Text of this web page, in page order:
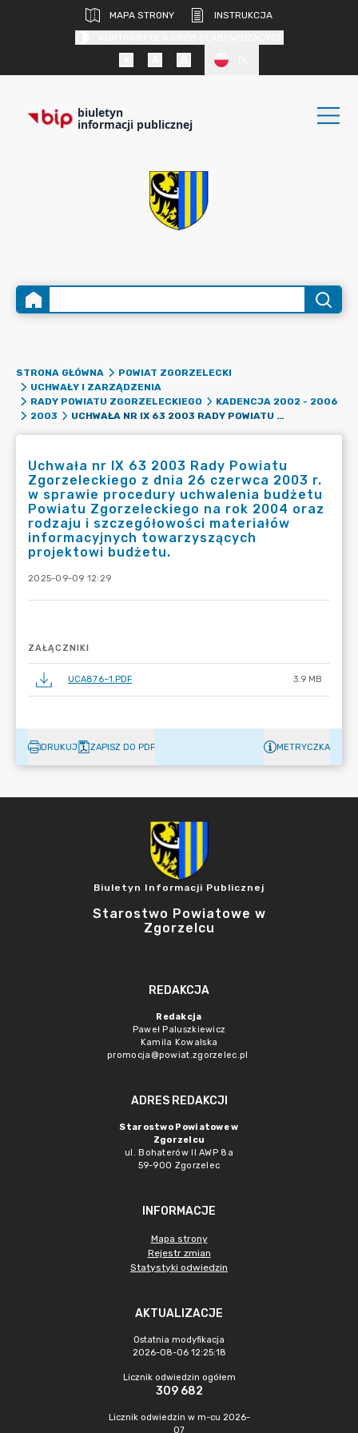
MAPA STRONY
INSTRUKCJA
biuletyn
informacji publicznej
STRONA GŁÓWNA
POWIAT ZGORZELECKI
UCHWAŁY I ZARZĄDZENIA
RADY POWIATU ZGORZELECKIEGO
KADENCJA 2002 - 2006
2003
UCHWAŁA NR IX 63 2003 RADY POWIATU ZGORZELECKIEGO Z DNIA 26 CZERWCA 2003 R. W SPRAWIE PROCEDURY UCHWALENIA BUDŻETU POWIATU ZGORZELECKIEGO NA ROK 2004 ORAZ RODZAJU I SZCZEGÓŁOWOŚCI MATERIAŁÓW INFORMACYJNYCH TOWARZYSZĄCYCH PROJEKTOWI BUDŻETU.
Uchwała nr IX 63 2003 Rady Powiatu
Zgorzeleckiego z dnia 26 czerwca 2003 r.
w sprawie procedury uchwalenia budżetu
Powiatu Zgorzeleckiego na rok 2004 oraz
rodzaju i szczegółowości materiałów
informacyjnych towarzyszących
projektowi budżetu.
2025-09-09 12:29
ZAŁĄCZNIKI
UCA876~1.PDF 3.9 MB
DRUKUJ ZAPISZ DO PDF METRYCZKA
Biuletyn Informacji Publicznej
Starostwo Powiatowe w
Zgorzelcu
REDAKCJA
Redakcja
Paweł Paluszkiewicz
Kamila Kowalska
promocja@powiat.zgorzelec.pl
ADRES REDAKCJI
Starostwo Powiatowe w
Zgorzelcu
ul. Bohaterów II AWP 8a
59-900 Zgorzelec
INFORMACJE
Mapa strony
Rejestr zmian
Statystyki odwiedzin
AKTUALIZACJE
Ostatnia modyfikacja
2026-08-06 12:25:18
Licznik odwiedzin ogółem
309 682
Licznik odwiedzin w m-cu 2026-
07